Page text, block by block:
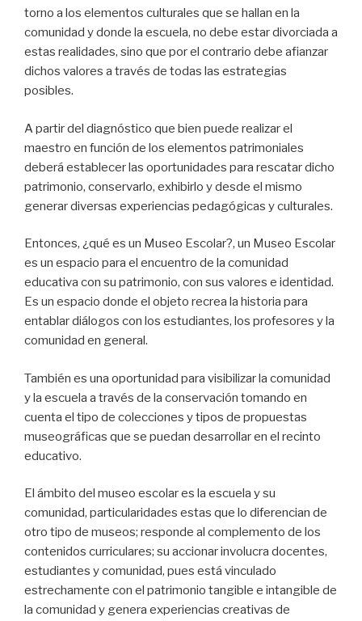
torno a los elementos culturales que se hallan en la
comunidad y donde la escuela, no debe estar divorciada a
estas realidades, sino que por el contrario debe afianzar
dichos valores a través de todas las estrategias
posibles.
A partir del diagnóstico que bien puede realizar el
maestro en función de los elementos patrimoniales
deberá establecer las oportunidades para rescatar dicho
patrimonio, conservarlo, exhibirlo y desde el mismo
generar diversas experiencias pedagógicas y culturales.
Entonces, ¿qué es un Museo Escolar?, un Museo Escolar
es un espacio para el encuentro de la comunidad
educativa con su patrimonio, con sus valores e identidad.
Es un espacio donde el objeto recrea la historia para
entablar diálogos con los estudiantes, los profesores y la
comunidad en general.
También es una oportunidad para visibilizar la comunidad
y la escuela a través de la conservación tomando en
cuenta el tipo de colecciones y tipos de propuestas
museográficas que se puedan desarrollar en el recinto
educativo.
El ámbito del museo escolar es la escuela y su
comunidad, particularidades estas que lo diferencian de
otro tipo de museos; responde al complemento de los
contenidos curriculares; su accionar involucra docentes,
estudiantes y comunidad, pues está vinculado
estrechamente con el patrimonio tangible e intangible de
la comunidad y genera experiencias creativas de